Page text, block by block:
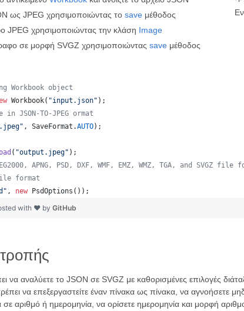
ως JPEG χρησιμοποιώντας το save μέθοδος
JPEG χρησιμοποιώντας την κλάση Image
σε μορφή SVGZ χρησιμοποιώντας save μέθοδος
Workbook object
Workbook( "input.json" );
TO-JPEG ormat
, SaveFormat .AUTO);
( "output.jpeg" );
APNG, PSD, DXF, WMF, EMZ, WMZ, TGA, and SVGZ file
format
, new PsdOptions ());
with ❤ by GitHub
να αναλύετε το JSON σε SVGZ με καθορισμένες επιλογές
να επεξεργαστείτε έναν πίνακα ως πίνακα, να αγνοήσετε
αριθμό ή ημερομηνία, να ορίσετε ημερομηνία και μορφή